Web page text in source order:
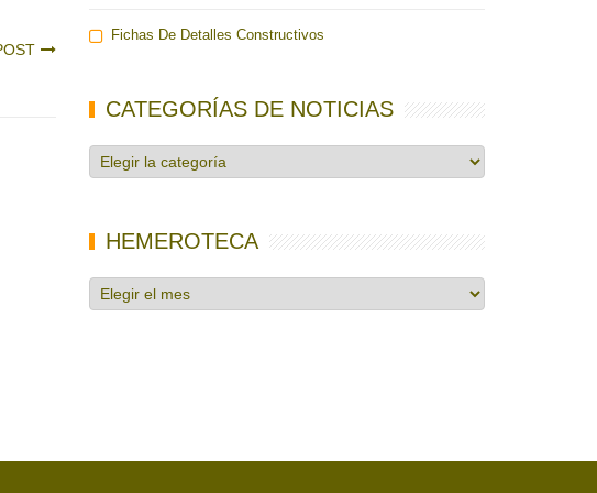
Fichas De Detalles Constructivos
CATEGORÍAS DE NOTICIAS
Categorías
de
HEMEROTECA
Hemeroteca